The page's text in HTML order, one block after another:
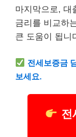
마지막으로, 대
금리를 비교하
큰 도움이 됩니
전세보증금
보세요.
전